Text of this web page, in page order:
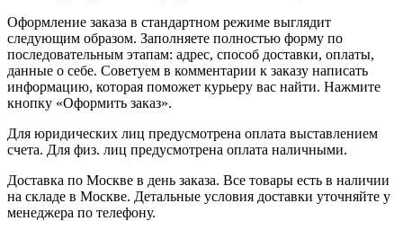
Оформление заказа в стандартном режиме выглядит
следующим образом. Заполняете полностью форму по
последовательным этапам: адрес, способ доставки, оплаты,
данные о себе. Советуем в комментарии к заказу написать
информацию, которая поможет курьеру вас найти. Нажмите
кнопку «Оформить заказ».
Для юридических лиц предусмотрена оплата выставлением
счета. Для физ. лиц предусмотрена оплата наличными.
Доставка по Москве в день заказа. Все товары есть в наличии
на складе в Москве. Детальные условия доставки уточняйте у
менеджера по телефону.